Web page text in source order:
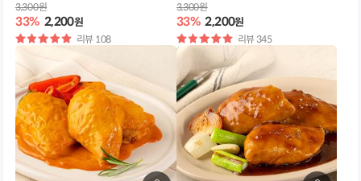
33% 2,200원
3,300원
별
리뷰 108
33% 2,200원
3,300원
별
점
리뷰 345